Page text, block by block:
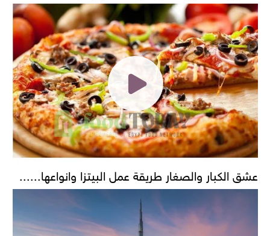
عشق الكبار والصغار طريقة عمل البيتزا وانواعها......